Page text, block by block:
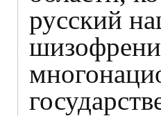
русский